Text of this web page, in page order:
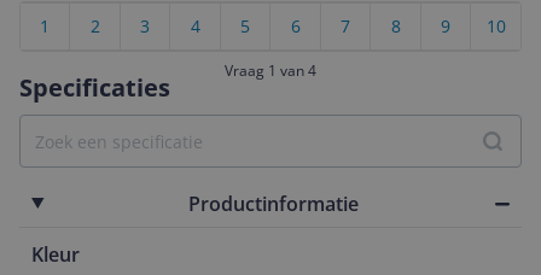
Specificaties
Productinformatie
Kleur
10
9
8
7
6
5
4
3
2
1
Vraag 1 van 4